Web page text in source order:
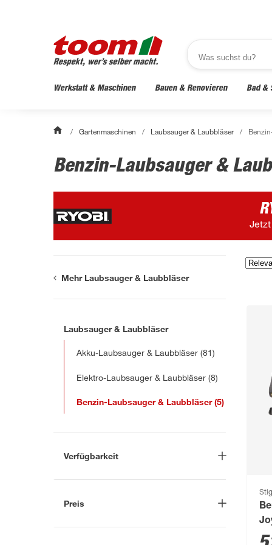
Werkstatt & Maschinen Bauen & Renovieren Bad &
/ Gartenmaschinen / Laubsauger & Laubbläser /
Benzin-Laubsauger &
Mehr Laubsauger & Laubbläser
Laubsauger & Laubbläser
Akku-Laubsauger & Laubbläser (81)
Elektro-Laubsauger & Laubbläser (8)
Benzin-Laubsauger & Laubbläser(5)
Verfügbarkeit
Lieferung nach Hause (1)
bestellbar (3)
Preis